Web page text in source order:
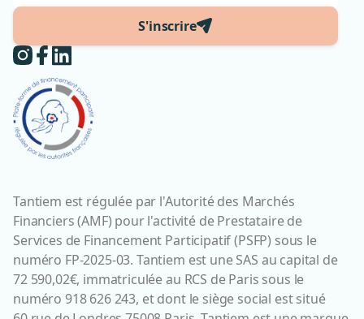
S'inscrire
Tantiem est régulée par l'Autorité des Marchés
Financiers (AMF) pour l'activité de Prestataire de
Services de Financement Participatif (PSFP) sous le
numéro FP-2025-03. Tantiem est une SAS au capital de
72 590,02€, immatriculée au RCS de Paris sous le
numéro 918 626 243, et dont le siège social est situé